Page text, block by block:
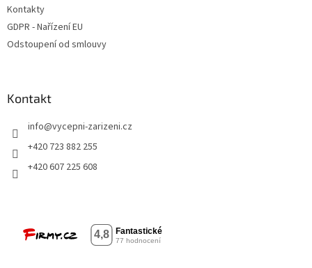
Kontakty
GDPR - Nařízení EU
Odstoupení od smlouvy
Kontakt
info@vycepni-zarizeni.cz
+420 723 882 255
+420 607 225 608